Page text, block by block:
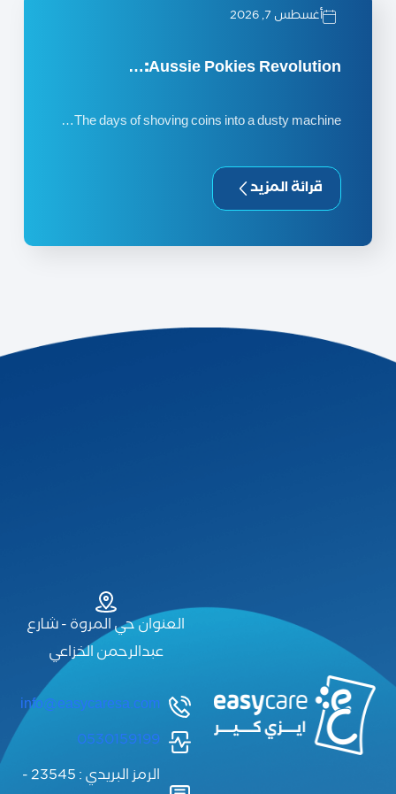
أغسطس 7, 2026
Aussie Pokies Revolution:…
The days of shoving coins into a dusty machine…
قرائة المزيد
العنوان حي المروة - شارع
عبدالرحمن الخزاعي
info@easycaresa.com
0530159199
الرمز البريدي : 23545 -